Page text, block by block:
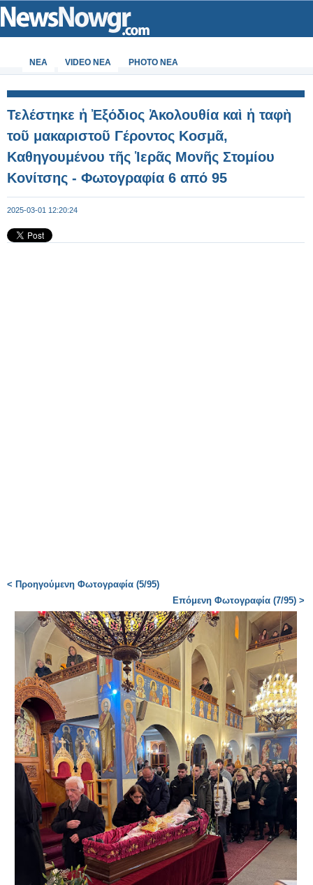
ΝΕΑ VIDEO NEA PHOTO NEA
Τελέστηκε ἡ Ἐξόδιος Ἀκολουθία καὶ ἡ ταφὴ
τοῦ μακαριστοῦ Γέροντος Κοσμᾶ,
Καθηγουμένου τῆς Ἱερᾶς Μονῆς Στομίου
Κονίτσης - Φωτογραφία 6 από 95
2025-03-01 12:20:24
< Προηγούμενη Φωτογραφία (5/95)
Επόμενη Φωτογραφία (7/95) >